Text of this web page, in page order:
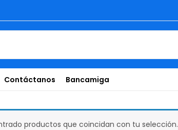
Contáctanos Bancamiga
productos que coincidan con tu selección.